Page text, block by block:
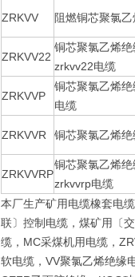
ZRKVV 阻燃铜芯聚氯
ZRKVV22
铜芯聚氯乙烯
zrkvv22电缆
ZRKVVP
铜芯聚氯乙烯
电缆
ZRKVVR 铜芯聚氯乙烯
ZRKVVRP
铜芯聚氯乙烯
zrkvvrp电缆
本厂生产矿用电缆橡套电
联〕控制电缆，煤矿用〔
缆，MC采煤机用电缆，
软电缆，VV聚氯乙烯绝缘